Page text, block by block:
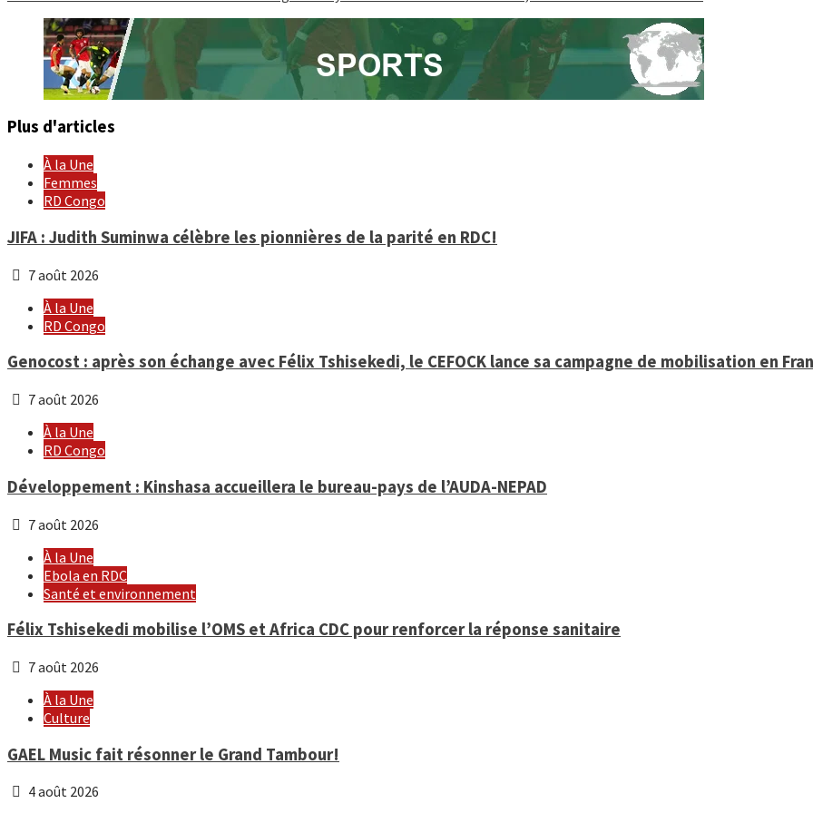
Reading
Plus d'articles
À la Une
Femmes
RD Congo
JIFA : Judith Suminwa célèbre les pionnières de la parité en RDC!
7 août 2026
À la Une
RD Congo
Genocost : après son échange avec Félix Tshisekedi, le CEFOCK lance sa campagne de mobilisation en
7 août 2026
À la Une
RD Congo
Développement : Kinshasa accueillera le bureau-pays de l’AUDA-NEPAD
7 août 2026
À la Une
Ebola en RDC
Santé et environnement
Félix Tshisekedi mobilise l’OMS et Africa CDC pour renforcer la réponse sanitaire
7 août 2026
À la Une
Culture
GAEL Music fait résonner le Grand Tambour!
4 août 2026